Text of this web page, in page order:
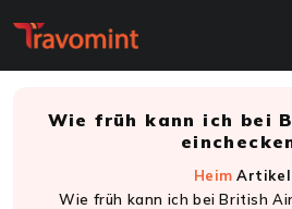
Wie früh kann ich bei
Heim Artikel
Wie früh kann ich bei British